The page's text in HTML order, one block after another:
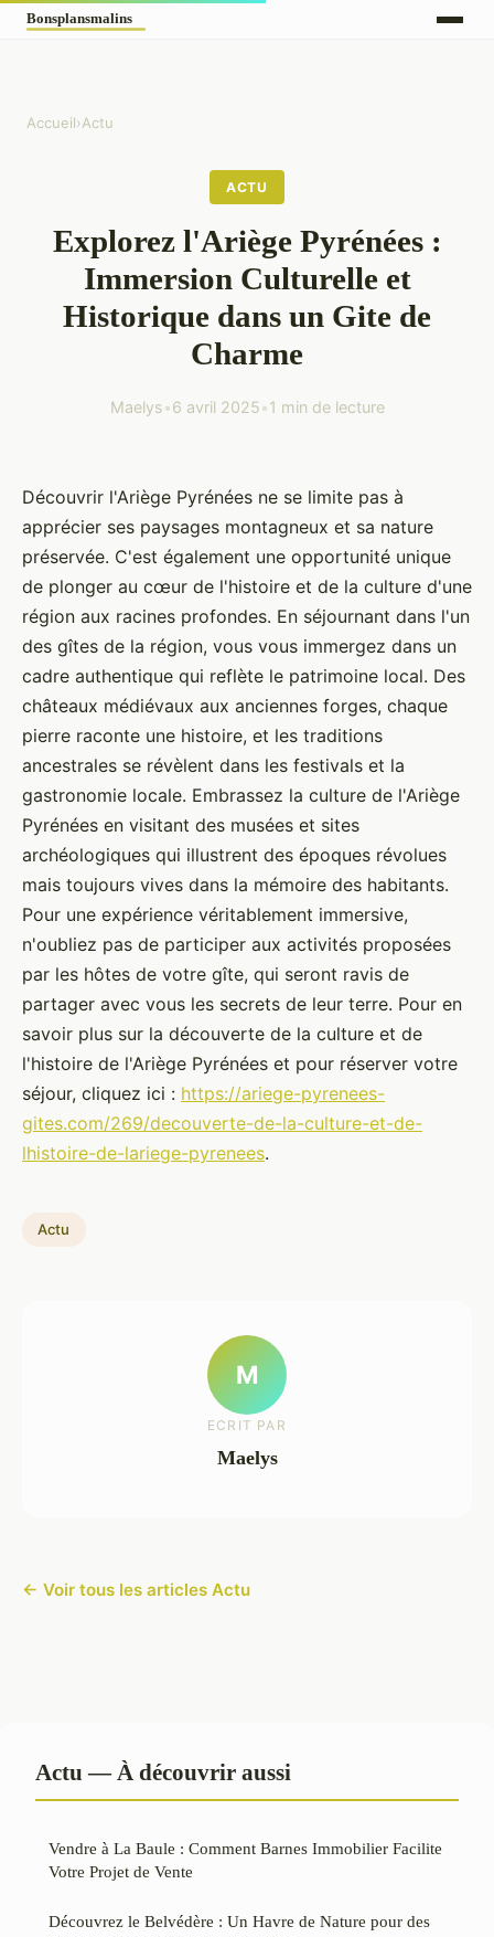
Accueil›Actu
ACTU
Explorez l'Ariège Pyrénées :
Immersion Culturelle et
Historique dans un Gite de
Charme
Maelys•6 avril 2025•1 min de lecture
Découvrir l'Ariège Pyrénées ne se limite pas à
apprécier ses paysages montagneux et sa nature
préservée. C'est également une opportunité unique
de plonger au cœur de l'histoire et de la culture d'une
région aux racines profondes. En séjournant dans l'un
des gîtes de la région, vous vous immergez dans un
cadre authentique qui reflète le patrimoine local. Des
châteaux médiévaux aux anciennes forges, chaque
pierre raconte une histoire, et les traditions
ancestrales se révèlent dans les festivals et la
gastronomie locale. Embrassez la culture de l'Ariège
Pyrénées en visitant des musées et sites
archéologiques qui illustrent des époques révolues
mais toujours vives dans la mémoire des habitants.
Pour une expérience véritablement immersive,
n'oubliez pas de participer aux activités proposées
par les hôtes de votre gîte, qui seront ravis de
partager avec vous les secrets de leur terre. Pour en
savoir plus sur la découverte de la culture et de
l'histoire de l'Ariège Pyrénées et pour réserver votre
séjour, cliquez ici : https://ariege-pyrenees-
gites.com/269/decouverte-de-la-culture-et-de-
lhistoire-de-lariege-pyrenees.
Actu
M
ECRIT PAR
Maelys
← Voir tous les articles Actu
Actu — À découvrir aussi
Vendre à La Baule : Comment Barnes Immobilier Facilite
Votre Projet de Vente
Découvrez le Belvédère : Un Havre de Nature pour des